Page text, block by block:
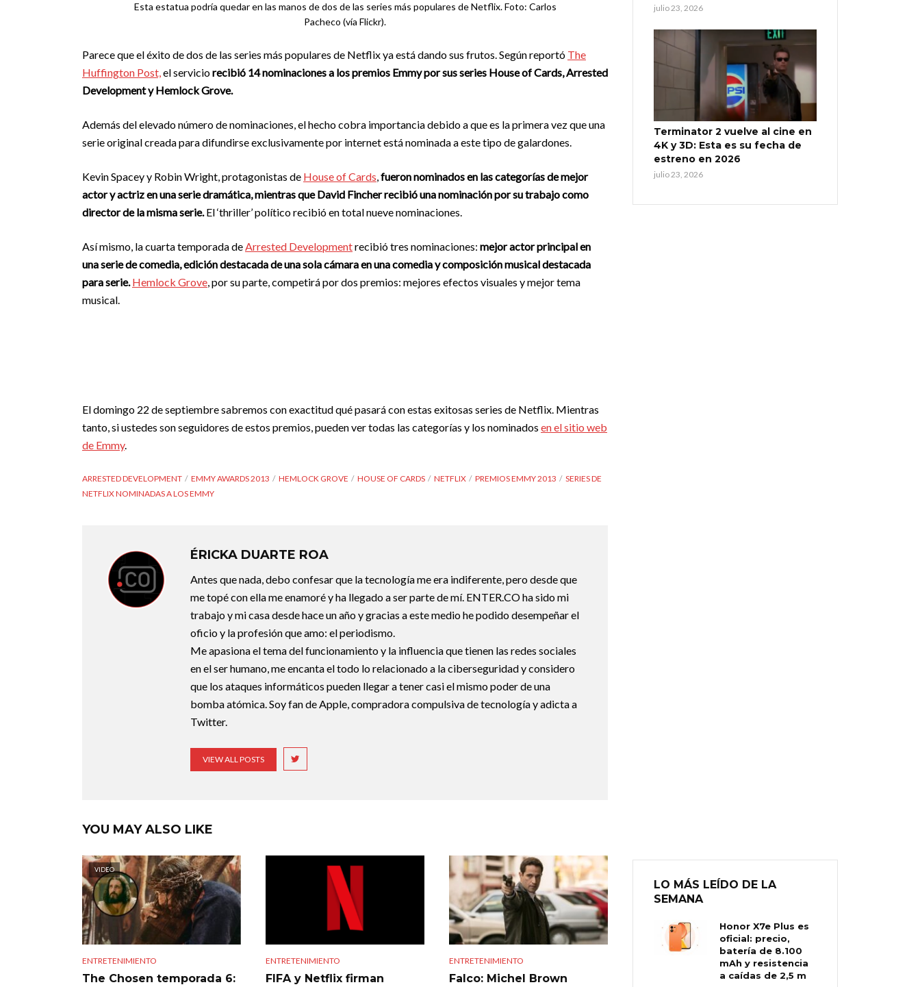
Esta estatua podría quedar en las manos de dos de las series más populares de Netflix. Foto: Carlos
Pacheco (vía Flickr).
Parece que el éxito de dos de las series más populares de Netflix ya está dando sus frutos. Según reportó The
Huffington Post,el serviciorecibió 14 nominaciones a los premios Emmy por sus series House of Cards, Arrested
Development yHemlock Grove.
Además del elevado número de nominaciones, el hecho cobra importancia debido a que es la primera vez que una
serie original creada para difundirse exclusivamente por internet está nominada a este tipo de galardones.
Kevin Spacey y Robin Wright, protagonistas de House of Cards,fueron nominados en las categorías de mejor
actor y actriz en una serie dramática, mientras que David Fincher recibió una nominación por su trabajo como
director de la misma serie.El ‘thriller’ político recibió en total nueve nominaciones.
Así mismo, la cuarta temporada deArrested Developmentrecibió tres nominaciones: mejor actor principal en
una serie de comedia, edición destacada de una sola cámara en una comedia y composición musical destacada
para serie.Hemlock Grove, por su parte, competirá por dos premios: mejores efectos visuales y mejor tema
musical.
El domingo 22 de septiembre sabremos con exactitud qué pasará con estas exitosas series de Netflix. Mientras
tanto, si ustedes son seguidores de estos premios, pueden ver todas las categorías y los nominados en el sitio web
de Emmy.
ARRESTED DEVELOPMENT EMMY AWARDS 2013 HEMLOCK GROVE HOUSE OF CARDS NETFLIX PREMIOS EMMY 2013
SERIES DE
NETFLIX NOMINADAS A LOS EMMY
ÉRICKA DUARTE ROA
Antes que nada, debo confesar que la tecnología me era indiferente, pero desde que
me topé con ella me enamoré y ha llegado a ser parte de mí. ENTER.CO ha sido mi
trabajo y mi casa desde hace un año y gracias a este medio he podido desempeñar el
oficio y la profesión que amo: el periodismo.
Me apasiona el tema del funcionamiento y la influencia que tienen las redes sociales
en el ser humano, me encanta el todo lo relacionado a la ciberseguridad y considero
que los ataques informáticos pueden llegar a tener casi el mismo poder de una
bomba atómica. Soy fan de Apple, compradora compulsiva de tecnología y adicta a
Twitter.
VIEW ALL POSTS
YOU MAY ALSO LIKE
VIDEO
ENTRETENIMIENTO
The Chosen temporada 6:
ENTRETENIMIENTO
FIFA y Netflix firman
ENTRETENIMIENTO
Falco: Michel Brown
julio 23, 2026
Terminator 2 vuelve al cine en
4K y 3D: Esta es su fecha de
estreno en 2026
julio 23, 2026
LO MÁS LEÍDO DE LA
SEMANA
Honor X7e Plus es
oficial: precio,
batería de 8.100
mAh y resistencia
a caídas de 2,5 m